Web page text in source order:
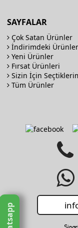
SAYFALAR
Çok Satan Ürünler
İndirimdeki Ürünler
Yeni Ürünler
Fırsat Ürünleri
Sizin İçin
Tüm Ürünler